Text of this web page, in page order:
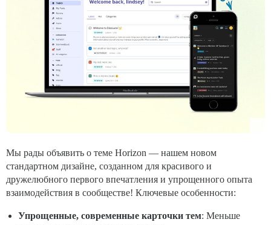
Мы рады объявить о теме Horizon — нашем новом
стандартном дизайне, созданном для красивого и
дружелюбного первого впечатления и упрощенного опыта
взаимодействия в сообществе! Ключевые особенности:
Упрощенные, современные карточки тем: Меньше